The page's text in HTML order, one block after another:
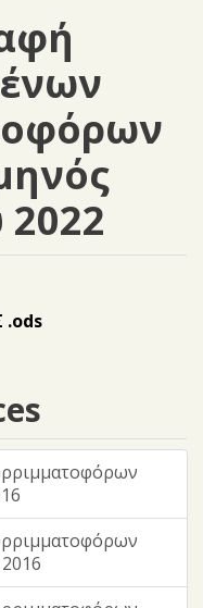
.ods